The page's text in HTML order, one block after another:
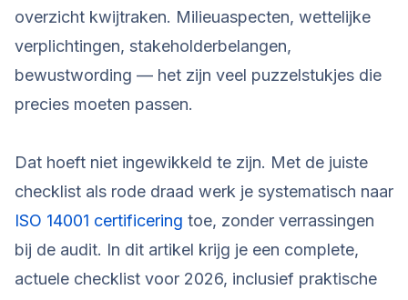
overzicht kwijtraken. Milieuaspecten, wettelijke
verplichtingen, stakeholderbelangen,
bewustwording — het zijn veel puzzelstukjes die
precies moeten passen.
Dat hoeft niet ingewikkeld te zijn. Met de juiste
checklist als rode draad werk je systematisch naar
ISO 14001 certificering toe, zonder verrassingen
bij de audit. In dit artikel krijg je een complete,
actuele checklist voor 2026, inclusief praktische